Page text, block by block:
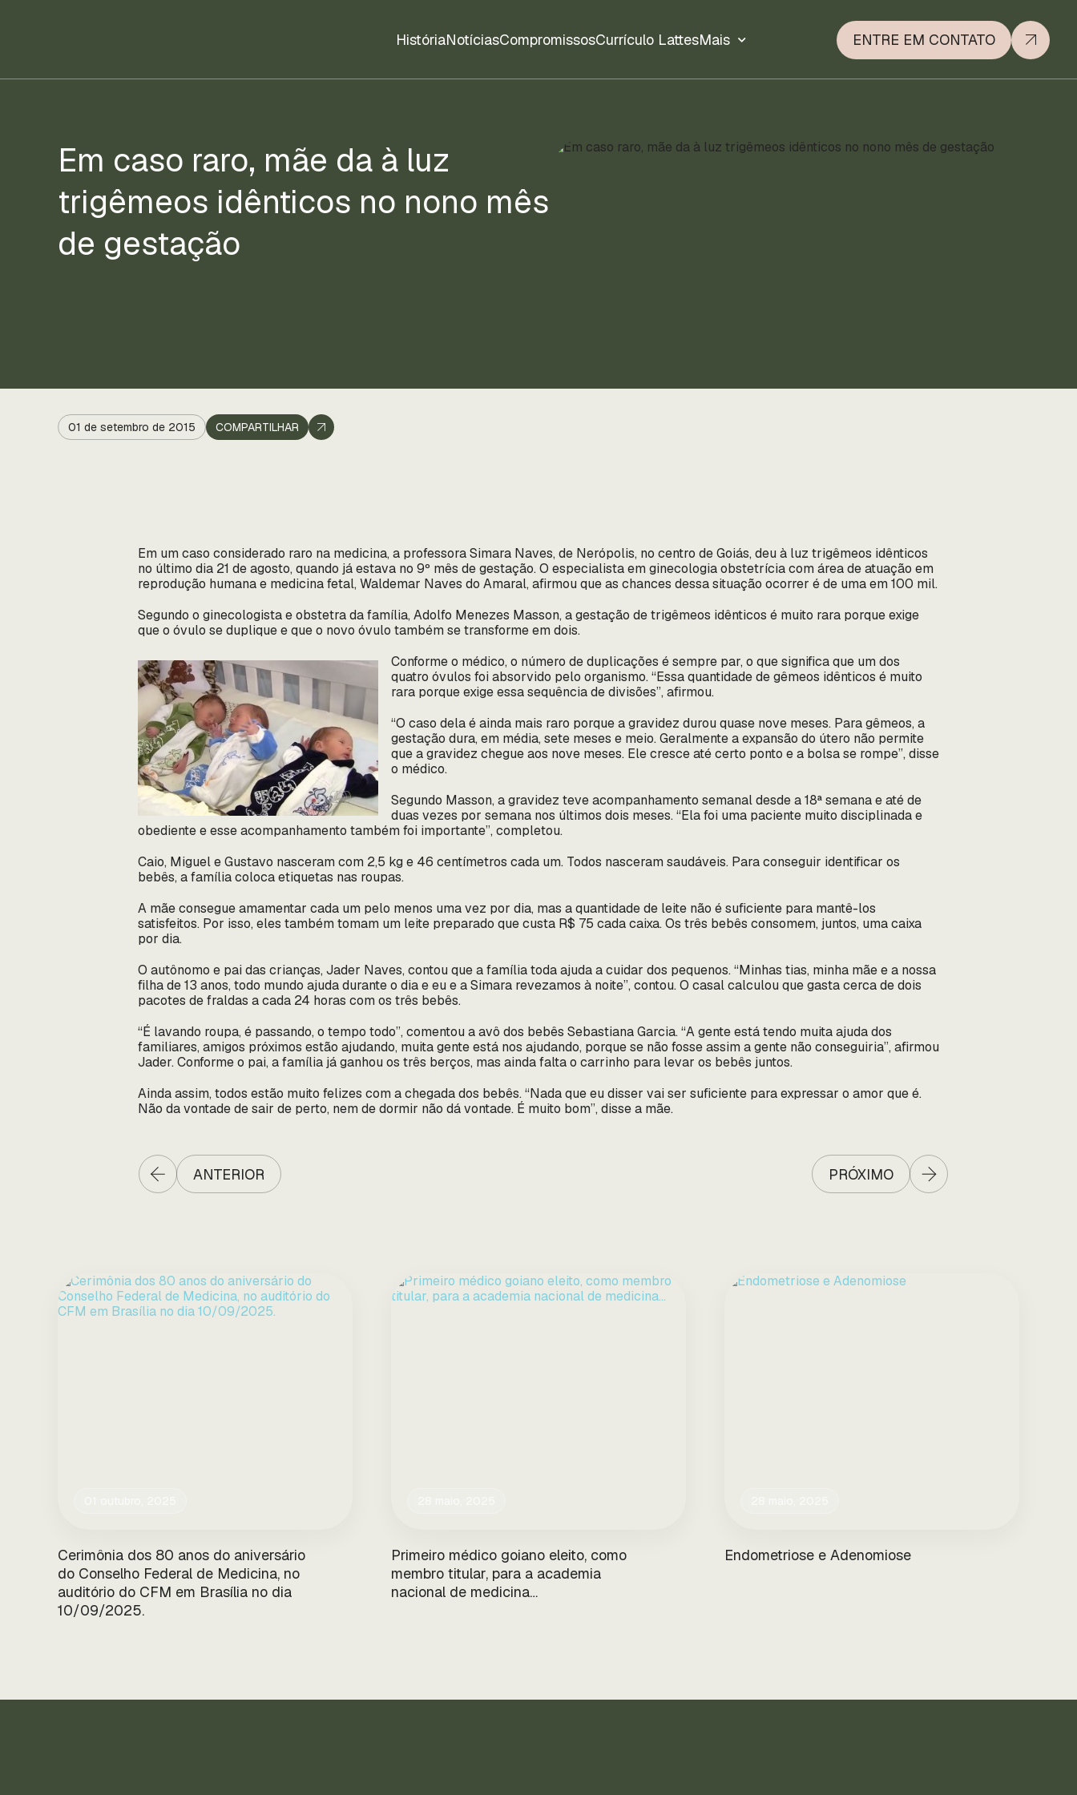
HistóriaNotíciasCompromissosCurrículo LattesMais ENTRE EM CONTATO
Em caso raro, mãe da à luz
trigêmeos idênticos no nono mês
de gestação
01 de setembro de 2015 COMPARTILHAR
Em um caso considerado raro na medicina, a professora Simara Naves, de Nerópolis, no centro de Goiás, deu à luz trigêmeos idênticos
no último dia 21 de agosto, quando já estava no 9º mês de gestação. O especialista em ginecologia obstetrícia com área de atuação em
reprodução humana e medicina fetal, Waldemar Naves do Amaral, afirmou que as chances dessa situação ocorrer é de uma em 100 mil.
Segundo o ginecologista e obstetra da família, Adolfo Menezes Masson, a gestação de trigêmeos idênticos é muito rara porque exige
que o óvulo se duplique e que o novo óvulo também se transforme em dois.
Conforme o médico, o número de duplicações é sempre par, o que significa que um dos
quatro óvulos foi absorvido pelo organismo. “Essa quantidade de gêmeos idênticos é muito
rara porque exige essa sequência de divisões”, afirmou.
“O caso dela é ainda mais raro porque a gravidez durou quase nove meses. Para gêmeos, a
gestação dura, em média, sete meses e meio. Geralmente a expansão do útero não permite
que a gravidez chegue aos nove meses. Ele cresce até certo ponto e a bolsa se rompe”, disse
o médico.
Segundo Masson, a gravidez teve acompanhamento semanal desde a 18ª semana e até de
duas vezes por semana nos últimos dois meses. “Ela foi uma paciente muito disciplinada e
obediente e esse acompanhamento também foi importante”, completou.
Caio, Miguel e Gustavo nasceram com 2,5 kg e 46 centímetros cada um. Todos nasceram saudáveis. Para conseguir identificar os
bebês, a família coloca etiquetas nas roupas.
A mãe consegue amamentar cada um pelo menos uma vez por dia, mas a quantidade de leite não é suficiente para mantê-los
satisfeitos. Por isso, eles também tomam um leite preparado que custa R$ 75 cada caixa. Os três bebês consomem, juntos, uma caixa
por dia.
O autônomo e pai das crianças, Jader Naves, contou que a família toda ajuda a cuidar dos pequenos. “Minhas tias, minha mãe e a nossa
filha de 13 anos, todo mundo ajuda durante o dia e eu e a Simara revezamos à noite”, contou. O casal calculou que gasta cerca de dois
pacotes de fraldas a cada 24 horas com os três bebês.
“É lavando roupa, é passando, o tempo todo”, comentou a avô dos bebês Sebastiana Garcia. “A gente está tendo muita ajuda dos
familiares, amigos próximos estão ajudando, muita gente está nos ajudando, porque se não fosse assim a gente não conseguiria”, afirmou
Jader. Conforme o pai, a família já ganhou os três berços, mas ainda falta o carrinho para levar os bebês juntos.
Ainda assim, todos estão muito felizes com a chegada dos bebês. “Nada que eu disser vai ser suficiente para expressar o amor que é.
Não da vontade de sair de perto, nem de dormir não dá vontade. É muito bom”, disse a mãe.
ANTERIOR PRÓXIMO
Cerimônia dos 80 anos do aniversário
do Conselho Federal de Medicina, no
auditório do CFM em Brasília no dia
10/09/2025.
Primeiro médico goiano eleito, como
membro titular, para a academia
nacional de medicina…
Endometriose e Adenomiose